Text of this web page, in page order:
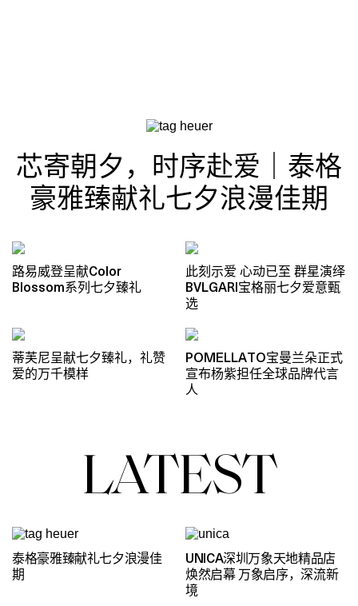
芯寄朝夕，时序赴爱｜泰格
豪雅臻献礼七夕浪漫佳期
路易威登呈献Color
Blossom系列七夕臻礼
此刻示爱 心动已至 群星演绎
BVLGARI宝格丽七夕爱意甄
选
蒂芙尼呈献七夕臻礼，礼赞
爱的万千模样
POMELLATO宝曼兰朵正式
宣布杨紫担任全球品牌代言
人
LATEST
泰格豪雅臻献礼七夕浪漫佳
期
UNICA深圳万象天地精品店
焕然启幕 万象启序，深流新
境